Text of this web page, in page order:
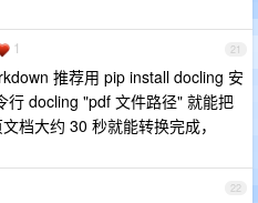
21
1
推荐用 pip install docling 安
行 docling "pdf 文件路径" 就能把
档大约 30 秒就能转换完成，
22